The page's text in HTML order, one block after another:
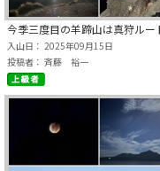
今季三度目の羊蹄山は真狩ルー
入山日： 2025年09月15日
投稿者： 斉藤 裕一